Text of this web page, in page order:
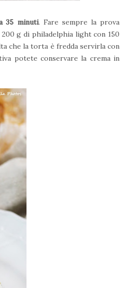
35 minuti. Fare sempre la prova
200 g di philadelphia light con 150
che la torta è fredda servirla con
potete conservare la crema in